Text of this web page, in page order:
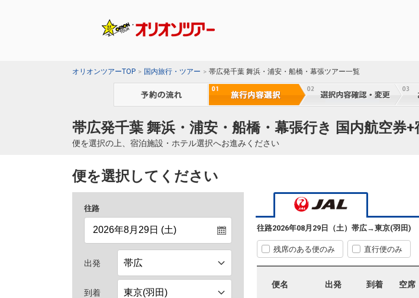
オリオンツアーTOP 国内旅行・ツアー 帯広発千葉 舞浜・浦安・船橋・幕張ツアー一覧
帯広発千葉 舞浜・浦安・船橋・幕張行き 国内航空券
便を選択の上、宿泊施設・ホテル選択へお進みください
便を選択してください
往路
出発
到着
往路2026年08月29日（土） 帯広→東京(羽田)
残席のある便のみ 直行便のみ
便名 出発 到着 空席
570便
帯広
09:50
東京(羽田)
11:30
6
クラスJを利用する 4